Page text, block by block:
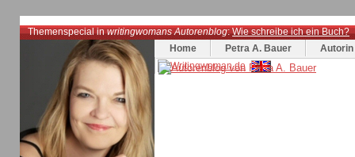
Themenspecial inwritingwomans Autorenblog:Wie schreibe ich ein Buch?
Home
Petra A. Bauer Autorin